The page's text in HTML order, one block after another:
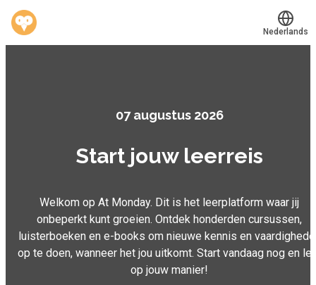
Mijn leerplek
Voucher verzilveren
Account en hulp
Meer
Nederlands
Start jouw leerreis
07 augustus 2026
Welkom op At Monday. Dit is het leerplatform waar jij
onbeperkt kunt groeien. Ontdek honderden cursussen,
luisterboeken en e-books om nieuwe kennis en
op te doen, wanneer het jou uitkomt. Start vandaag nog en
op jouw manier!